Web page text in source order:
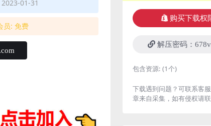
01-31
员: 免费
购买下载权
解压密码：
包含资源: (1个)
下载遇到问题？可联系客
章来自采集，如有侵权请联